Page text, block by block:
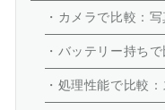
・カメラで比較：
・バッテリー持ち
・処理性能で比較